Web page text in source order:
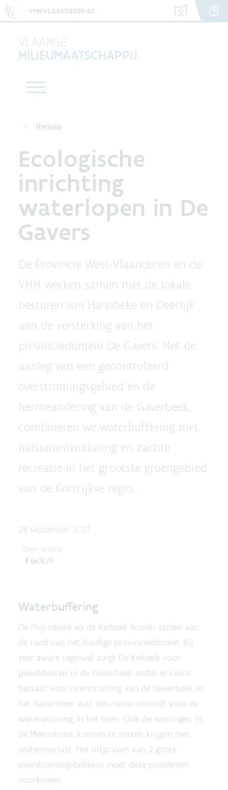
VMM.VLAANDEREN.BE
VLAAMSE
MILIEUMAATSCHAPPIJ
Nieuws
Ecologische
inrichting
waterlopen in De
Gavers
De Provincie West-Vlaanderen en de
VMM werken samen met de lokale
besturen van Harelbeke en Deerlijk
aan de versterking van het
provinciedomein De Gavers. Met de
aanleg van een gecontroleerd
overstromingsgebied en de
hermeandering van de Gaverbeek,
combineren we waterbuffering met
natuurontwikkeling en zachte
recreatie in het grootste groengebied
van de Kortrijkse regio.
28 september 2021
Deel online
Waterbuffering
De Pluymbeek en de Keibeek komen samen aan
de rand van het huidige provinciedomein. Bij
zeer zware regenval zorgt De Keibeek voor
piekdebieten in de Gaverbeek zodat er risico
bestaat voor overstroming van de Gaverbeek in
het Gavermeer wat een risico inhoudt voor de
waterwinning in het meer. Ook de woningen in
de Meersstraat kunnen te maken krijgen met
wateroverlast. Het uitgraven van 2 grote
overstromingsbekkens moet deze problemen
voorkomen.